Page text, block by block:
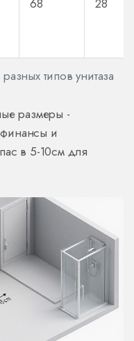
типов унитаза
68 28
размеры -
и
в 5-10см для